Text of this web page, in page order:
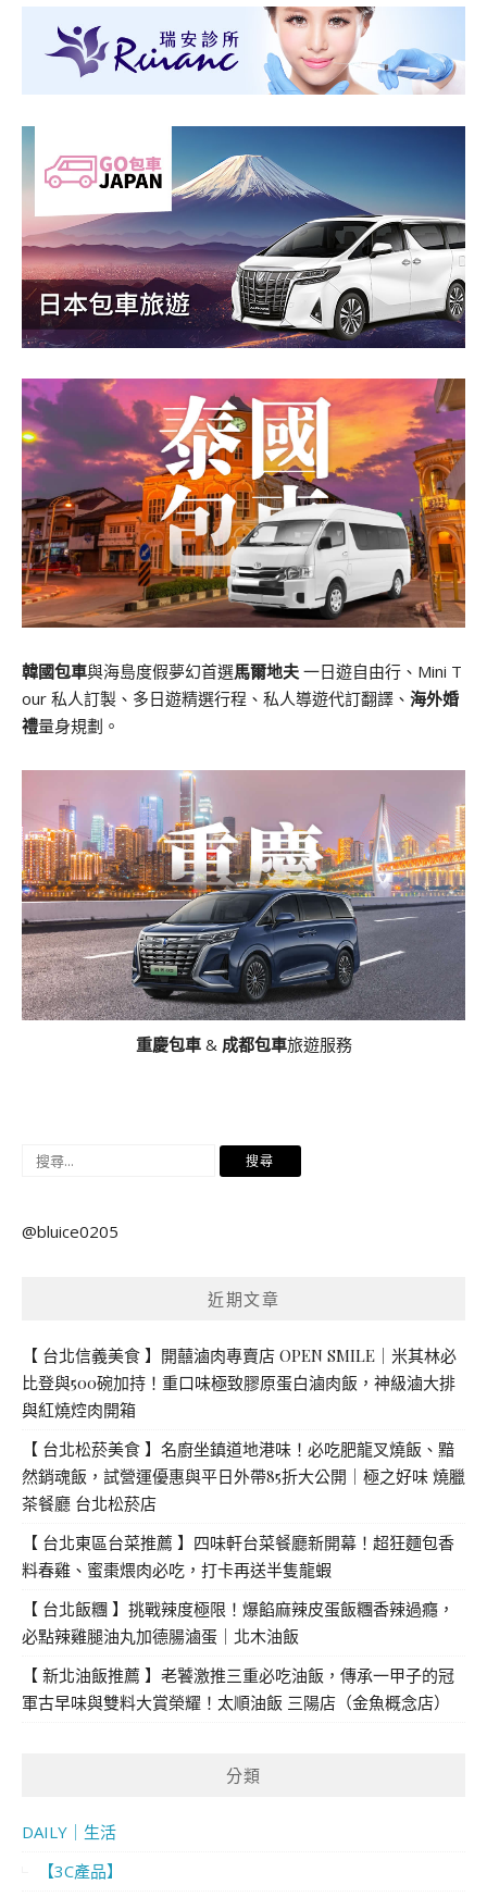
韓國包車與海島度假夢幻首選馬爾地夫 一日遊自由行、Mini T
our 私人訂製、多日遊精選行程、私人導遊代訂翻譯、 海外婚
禮量身規劃。
重慶包車& 成都包車旅遊服務
搜
鍵
@bluice0205
近期文章
【 台北信義美食 】開囍滷肉專賣店 OPEN SMILE｜米其林必
比登與500碗加持！重口味極致膠原蛋白滷肉飯，神級滷大排
與紅燒焢肉開箱
【 台北松菸美食 】名廚坐鎮道地港味！必吃肥龍叉燒飯、黯
然銷魂飯，試營運優惠與平日外帶85折大公開｜極之好味 燒臘
茶餐廳 台北松菸店
【 台北東區台菜推薦 】四味軒台菜餐廳新開幕！超狂麵包香
料春雞、蜜棗煨肉必吃，打卡再送半隻龍蝦
【 台北飯糰 】挑戰辣度極限！爆餡麻辣皮蛋飯糰香辣過癮，
必點辣雞腿油丸加德腸滷蛋｜北木油飯
【 新北油飯推薦 】老饕激推三重必吃油飯，傳承一甲子的冠
軍古早味與雙料大賞榮耀！太順油飯 三陽店（金魚概念店）
分類
DAILY｜生活
【3C產品】